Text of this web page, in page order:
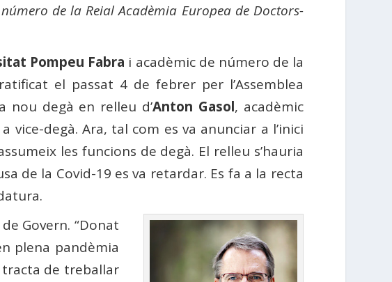
de la Reial Acadèmia Europea de Doctors-
Pompeu Fabra i acadèmic de número de la
el passat 4 de febrer per l’Assemblea
nou degà en relleu d’Anton Gasol, acadèmic
degà. Ara, tal com es va anunciar a l’inici
les funcions de degà. El relleu s’hauria
de la Covid-19 es va retardar. Es fa a la recta
Govern. “Donat
plena pandèmia
tracta de treballar